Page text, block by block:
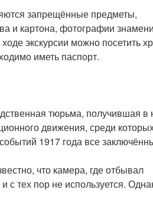
запрещённые предметы,
и картона, фотографии
экскурсии можно посетить
иметь паспорт.
тюрьма, получившая в
движения, среди
1917 года все
что камера, где отбывал
тех пор не используется.